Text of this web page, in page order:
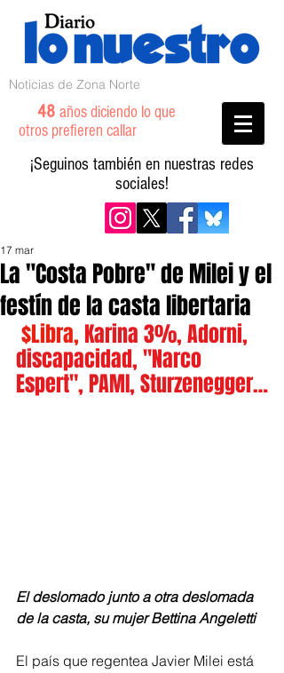
Noticias de Zona Norte
48 años diciendo lo que
otros prefieren callar
¡Seguinos también en nuestras redes
sociales!
La "Costa Pobre" de Milei y el
festín de la casta libertaria
17 mar
$Libra, Karina 3%, Adorni,
discapacidad, "Narco
Espert", PAMI, Sturzenegger…
El deslomado junto a otra deslomada
de la casta, su mujer Bettina Angeletti
El país que regentea Javier Milei está